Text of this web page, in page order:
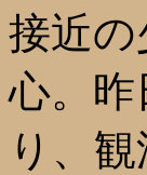
接近
心。
り、観